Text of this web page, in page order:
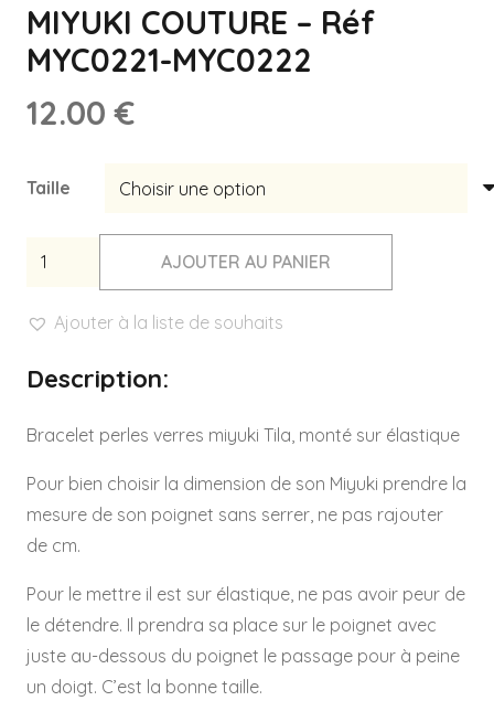
MIYUKI COUTURE – Réf
MYC0221-MYC0222
12.00€
Taille
quantité
MIYUKI
-
MYC0221-
AJOUTER AU PANIER
Ajouter à la liste de souhaits
Description:
Bracelet perles verres miyuki Tila, monté sur élastique
Pour bien choisir la dimension de son Miyuki prendre la
mesure de son poignet sans serrer, ne pas rajouter
de cm.
Pour le mettre il est sur élastique, ne pas avoir peur de
le détendre. Il prendra sa place sur le poignet avec
juste au-dessous du poignet le passage pour à peine
un doigt. C’est la bonne taille.